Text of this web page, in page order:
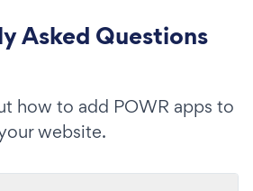
Asked Questions
how to add POWR apps to
website.